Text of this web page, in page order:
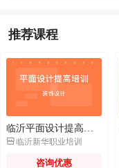
推荐课程
临沂平面设计提高培训
临沂新华职业培训
咨询优惠